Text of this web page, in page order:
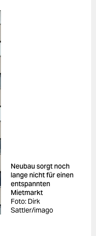
Neubau sorgt noch
lange nicht für einen
entspannten
Mietmarkt
Foto: Dirk
Sattler/imago